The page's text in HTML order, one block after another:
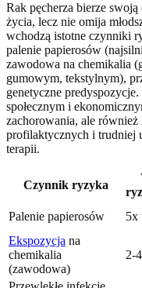
Rak pęcherza bierze
życia, lecz nie omija
wchodzą istotne czynniki
palenie papierosów
zawodowa na chemikalia
gumowym, tekstylnym),
genetyczne
społecznym i
zachorowania, ale również
profilaktycznych i trudniej
terapii.
Czynnik ryzyka
Palenie papierosów 5x
Ekspozycja na
chemikalia
(zawodowa)
2-